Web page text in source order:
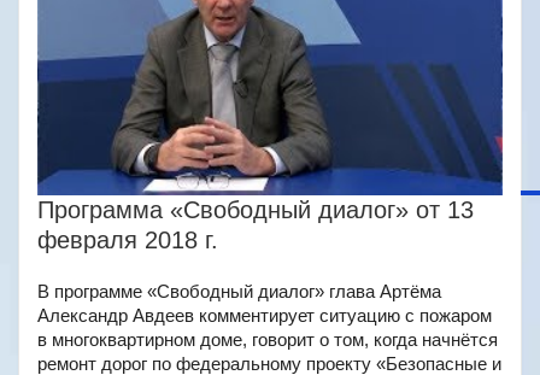
Программа «Свободный диалог» от 13
февраля 2018 г.
В программе «Свободный диалог» глава Артёма
Александр Авдеев комментирует ситуацию с пожаром
в многоквартирном доме, говорит о том, когда начнётся
ремонт дорог по федеральному проекту «Безопасные и